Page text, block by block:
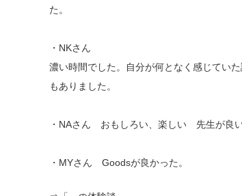
た。
・NKさん
濃い時間でした。自分が何となく感じてい
もありました。
・NAさん おもしろい、楽しい 先生が良
・MYさん Goodsが良かった。